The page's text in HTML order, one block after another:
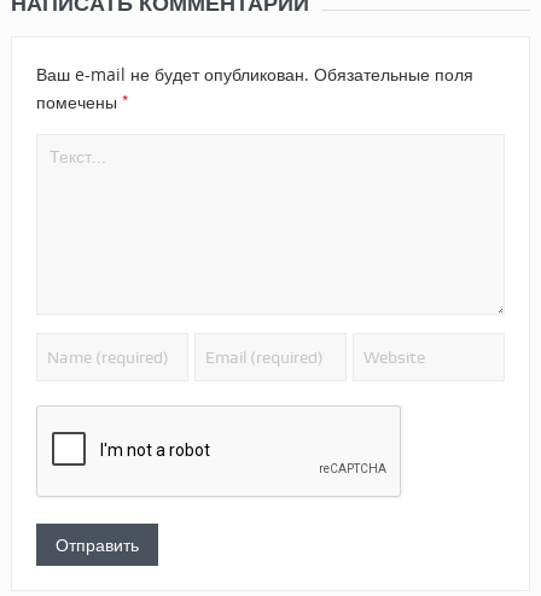
Ваш e-mail не будет опубликован. Обязательные поля
помечены *